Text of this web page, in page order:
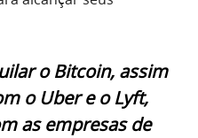
o Bitcoin, assim
o Uber e o Lyft,
as empresas de